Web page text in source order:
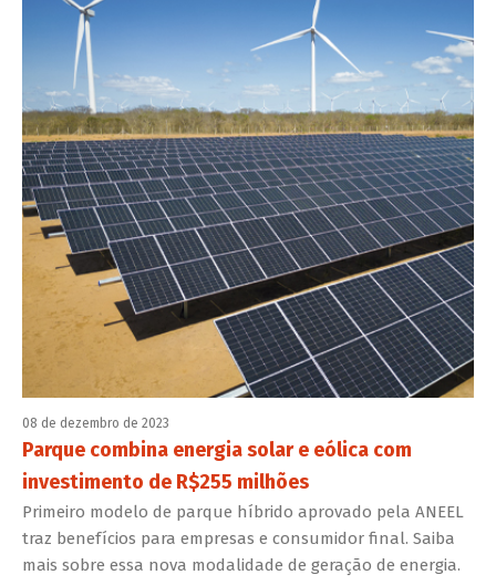
08 de dezembro de 2023
Parque combina energia solar e eólica com
investimento de R$255 milhões
Primeiro modelo de parque híbrido aprovado pela ANEEL
traz benefícios para empresas e consumidor final. Saiba
mais sobre essa nova modalidade de geração de energia.